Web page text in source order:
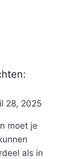
28, 2025
moet je
als in